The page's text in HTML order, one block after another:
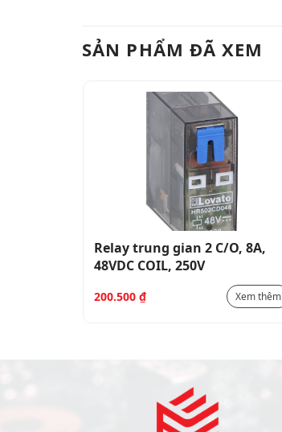
SẢN PHẨM ĐÃ XEM
Relay trung gian 2 C/O, 8A,
48VDC COIL, 250V
200.500 ₫ Xem thêm